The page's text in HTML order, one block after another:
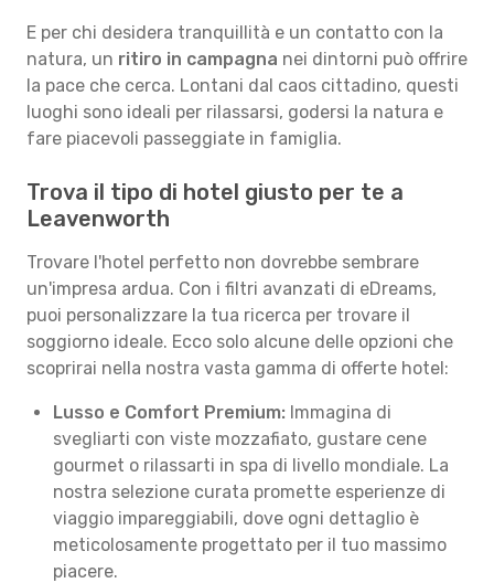
E per chi desidera tranquillità e un contatto con la
natura, un ritiro in campagna nei dintorni può offrire
la pace che cerca. Lontani dal caos cittadino, questi
luoghi sono ideali per rilassarsi, godersi la natura e
fare piacevoli passeggiate in famiglia.
Trova il tipo di hotel giusto per te a
Leavenworth
Trovare l'hotel perfetto non dovrebbe sembrare
un'impresa ardua. Con i filtri avanzati di eDreams,
puoi personalizzare la tua ricerca per trovare il
soggiorno ideale. Ecco solo alcune delle opzioni che
scoprirai nella nostra vasta gamma di offerte hotel:
Lusso e Comfort Premium: Immagina di
svegliarti con viste mozzafiato, gustare cene
gourmet o rilassarti in spa di livello mondiale. La
nostra selezione curata promette esperienze di
viaggio impareggiabili, dove ogni dettaglio è
meticolosamente progettato per il tuo massimo
piacere.